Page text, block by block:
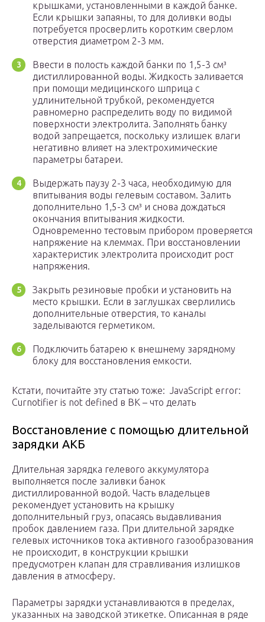
крышками, установленными в каждой банке.
Если крышки запаяны, то для доливки воды
потребуется просверлить коротким сверлом
отверстия диаметром 2-3 мм.
Ввести в полость каждой банки по 1,5-3 см³
дистиллированной воды. Жидкость заливается
при помощи медицинского шприца с
удлинительной трубкой, рекомендуется
равномерно распределить воду по видимой
поверхности электролита. Заполнять банку
водой запрещается, поскольку излишек влаги
негативно влияет на электрохимические
параметры батареи.
Выдержать паузу 2-3 часа, необходимую для
впитывания воды гелевым составом. Залить
дополнительно 1,5-3 см³ и снова дождаться
окончания впитывания жидкости.
Одновременно тестовым прибором проверяется
напряжение на клеммах. При восстановлении
характеристик электролита происходит рост
напряжения.
Закрыть резиновые пробки и установить на
место крышки. Если в заглушках сверлились
дополнительные отверстия, то каналы
заделываются герметиком.
Подключить батарею к внешнему зарядному
блоку для восстановления емкости.
Кстати, почитайте эту статью тоже: JavaScript error:
Curnotifier is not defined в ВК – что делать
Восстановление с помощью длительной
зарядки АКБ
Длительная зарядка гелевого аккумулятора
выполняется после заливки банок
дистиллированной водой. Часть владельцев
рекомендует установить на крышку
дополнительный груз, опасаясь выдавливания
пробок давлением газа. При длительной зарядке
гелевых источников тока активного газообразования
не происходит, в конструкции крышки
предусмотрен клапан для стравливания излишков
давления в атмосферу.
Параметры зарядки устанавливаются в пределах,
указанных на заводской этикетке. Описанная в ряде